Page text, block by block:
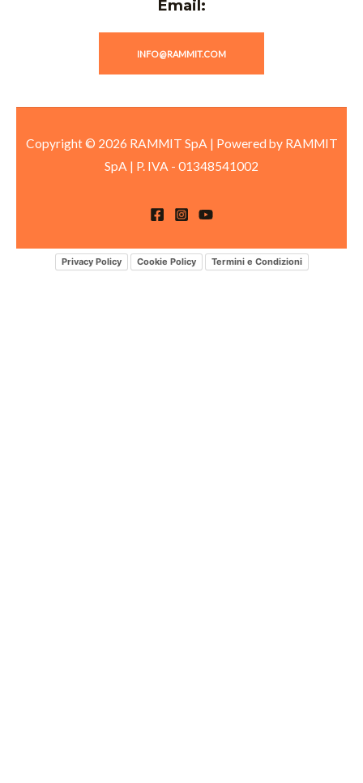
Email:
INFO@RAMMIT.COM
Copyright © 2026 RAMMIT SpA | Powered by RAMMIT
SpA | P. IVA - 01348541002
Privacy Policy Cookie Policy Termini e Condizioni